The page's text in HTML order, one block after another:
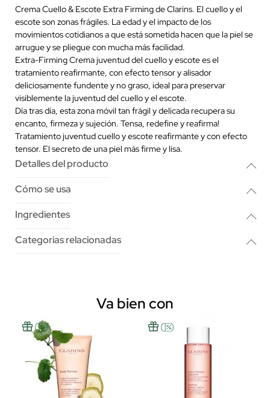
Crema Cuello & Escote Extra Firming de Clarins. El cuello y el
escote son zonas frágiles. La edad y el impacto de los
movimientos cotidianos a que está sometida hacen que la piel se
arrugue y se pliegue con mucha más facilidad.
Extra-Firming Crema juventud del cuello y escote es el
tratamiento reafirmante, con efecto tensor y alisador
deliciosamente fundente y no graso, ideal para preservar
visiblemente la juventud del cuello y el escote.
Día tras día, esta zona móvil tan frágil y delicada recupera su
encanto, firmeza y sujeción. Tensa, redefine y reafirma!
Tratamiento juventud cuello y escote reafirmante y con efecto
tensor. El secreto de una piel más firme y lisa.
Detalles del producto
Cómo se usa
Ingredientes
Categorias relacionadas
Va bien con